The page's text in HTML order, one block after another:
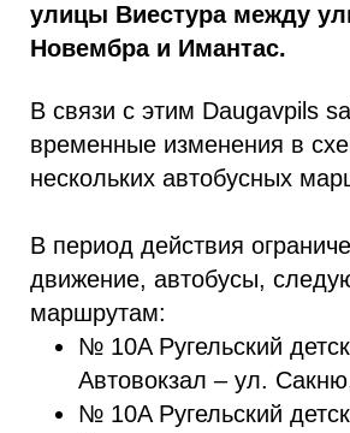
улицы Виестура между
Новембра и Имантас.
В связи с этим Daugavpils
временные изменения в
нескольких автобусных
В период действия
движение, автобусы,
маршрутам:
№ 10A Ругельский
Автовокзал – ул.
№ 10A Ругельский